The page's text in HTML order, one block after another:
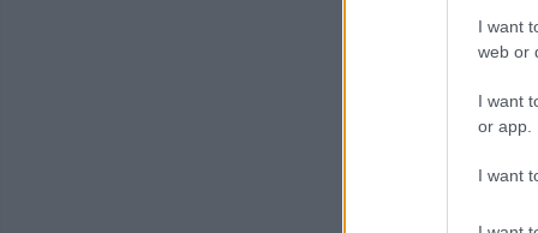
I want
web or
I want
or app.
I want